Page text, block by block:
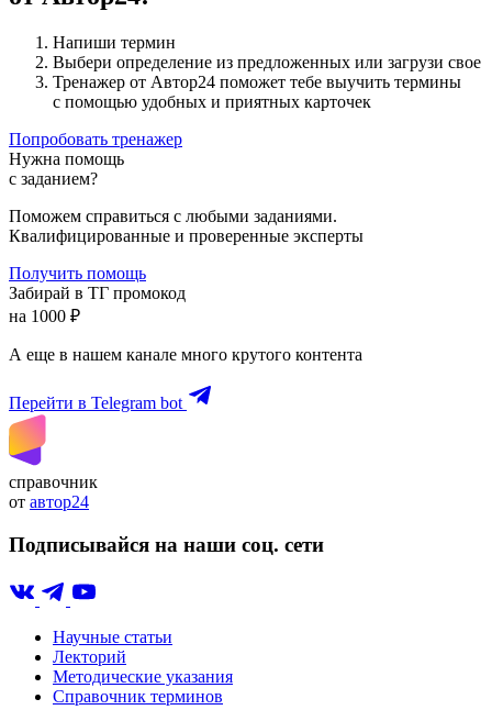
Напиши термин
Выбери определение из предложенных или загрузи свое
Тренажер от Автор24 поможет тебе выучить термины
с помощью удобных и приятных карточек
Попробовать тренажер
Нужна помощь
с заданием?
Поможем справиться с любыми заданиями.
Квалифицированные и проверенные эксперты
Получить помощь
Забирай в ТГ промокод
на 1000 ₽
А еще в нашем канале много крутого контента
Перейти в Telegram bot
справочник
от автор24
Подписывайся на наши соц. сети
Научные статьи
Лекторий
Методические указания
Справочник терминов